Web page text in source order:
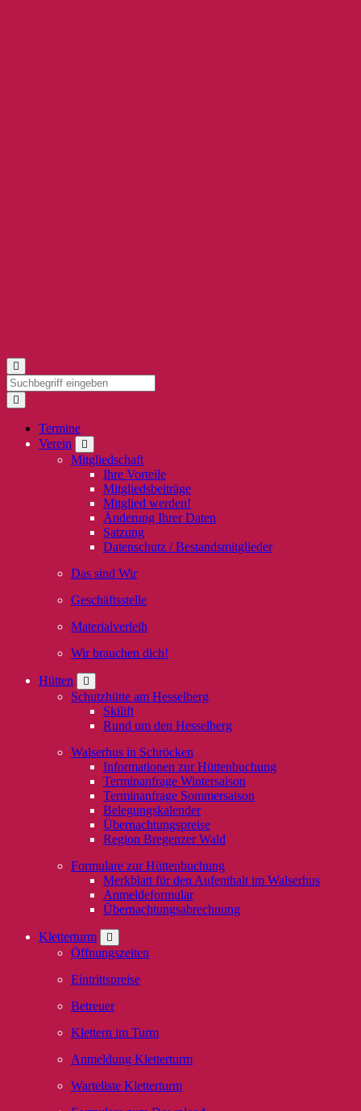
Termine
Verein
Mitgliedschaft
Ihre Vorteile
Mitgliedsbeiträge
Mitglied werden!
Änderung Ihrer Daten
Satzung
Datenschutz / Bestandsmitglieder
Das sind Wir
Geschäftsstelle
Materialverleih
Wir brauchen dich!
Hütten
Schutzhütte am Hesselberg
Skilift
Rund um den Hesselberg
Walserhus in Schröcken
Informationen zur Hüttenbuchung
Terminanfrage Wintersaison
Terminanfrage Sommersaison
Belegungskalender
Übernachtungspreise
Region Bregenzer Wald
Formulare zur Hüttenbuchung
Merkblatt für den Aufenthalt im Walserhus
Anmeldeformular
Übernachtungsabrechnung
Kletterturm
Öffnungszeiten
Eintrittspreise
Betreuer
Klettern im Turm
Anmeldung Kletterturm
Warteliste Kletterturm